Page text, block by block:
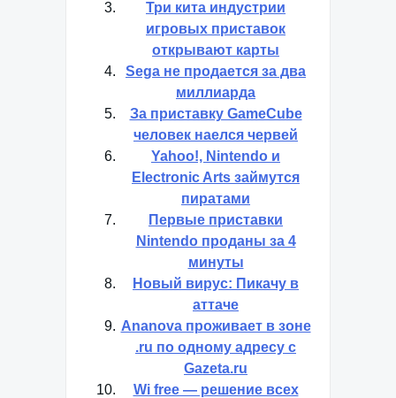
Три кита индустрии
игровых приставок
открывают карты
Sega не продается за два
миллиарда
За приставку GameCube
человек наелся червей
Yahoo!, Nintendo и
Electronic Arts займутся
пиратами
Первые приставки
Nintendo проданы за 4
минуты
Новый вирус: Пикачу в
аттаче
Ananova проживает в зоне
.ru по одному адресу с
Gazeta.ru
Wi free — решение всех